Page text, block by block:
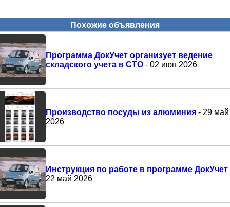
Похожие объявления
Программа ДокУчет организует ведение
складского учета в СТО - 02 июн 2026
Производство посуды из алюминия - 29 май
2026
Инструкция по работе в программе ДокУчет
22 май 2026